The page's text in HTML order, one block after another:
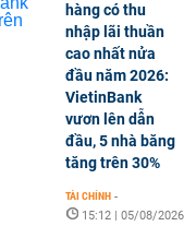
hàng có thu
nhập lãi thuần
cao nhất nửa
đầu năm 2026:
VietinBank
vươn lên dẫn
đầu, 5 nhà băng
tăng trên 30%
TÀI CHÍNH -
15:12 | 05/08/2026